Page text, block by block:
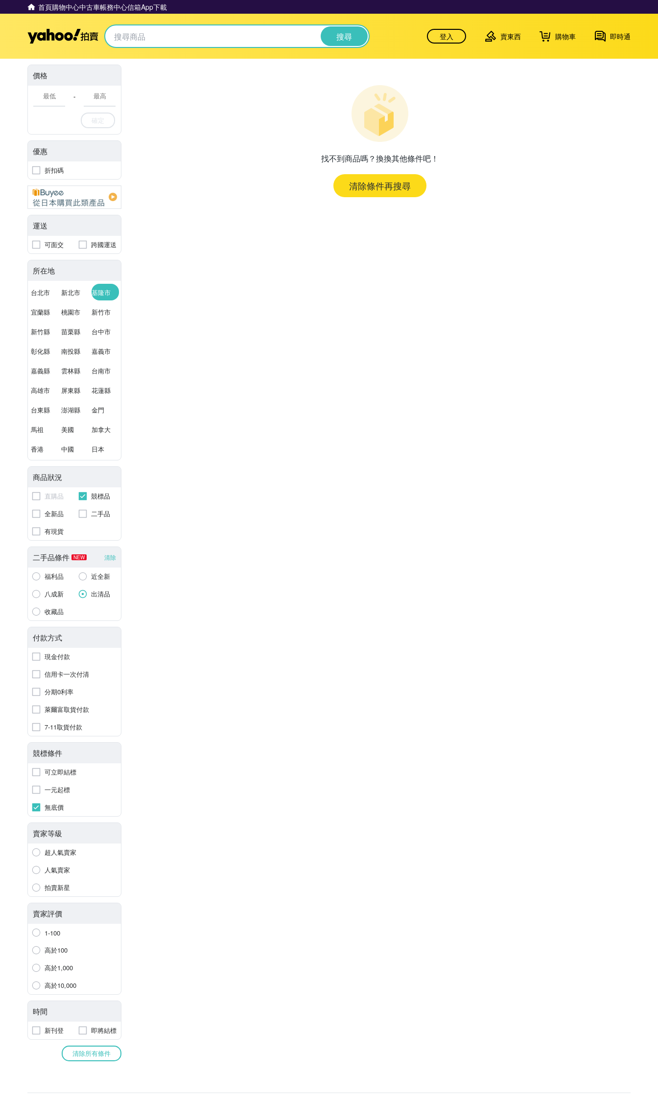
首頁購物中心中古車帳務中心信箱App下載
Yahoo拍賣 搜尋 登入 賣東西 購物車 即時通
價格
-
確定
優惠
折扣碼
運送
可面交 跨國運送
所在地
台北市 新北市 基隆市
宜蘭縣 桃園市 新竹市
新竹縣 苗栗縣 台中市
彰化縣 南投縣 嘉義市
嘉義縣 雲林縣 台南市
高雄市 屏東縣 花蓮縣
台東縣 澎湖縣 金門
馬祖 美國 加拿大
香港 中國 日本
商品狀況
直購品
競標品
全新品
二手品
有現貨
二手品條件 NEW 清除
福利品
近全新
八成新
出清品
收藏品
付款方式
現金付款
信用卡一次付清
分期0利率
萊爾富取貨付款
7-11取貨付款
競標條件
可立即結標
一元起標
無底價
賣家等級
超人氣賣家
人氣賣家
拍賣新星
賣家評價
1-100
高於100
高於1,000
高於10,000
時間
新刊登 即將結標
清除所有條件
找不到商品嗎？換換其他條件吧！
清除條件再搜尋